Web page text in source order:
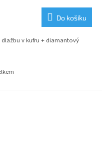
M
A
Do košíku
v kufru + diamantový